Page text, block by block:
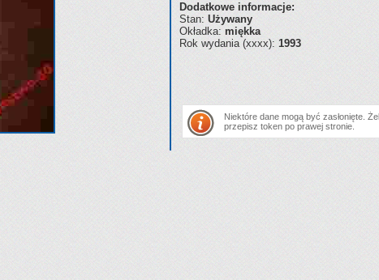
Dodatkowe informacje:
Stan: Używany
Okładka: miękka
Rok wydania (xxxx): 1993
Niektóre dane mogą być zasłonięte.
przepisz token po prawej stronie.